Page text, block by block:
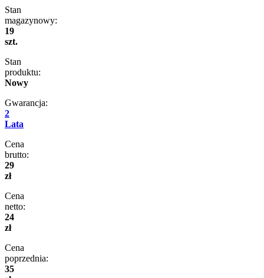
Stan
magazynowy:
19
szt.
Stan
produktu:
Nowy
Gwarancja:
2
Lata
Cena
brutto:
29
zł
Cena
netto:
24
zł
Cena
poprzednia:
35